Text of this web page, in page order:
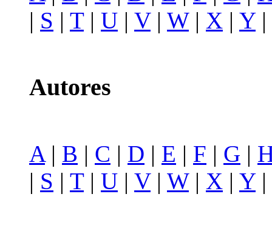
| S | T| U | V| W| X | Y|
Autores
A| B | C | D | E | F | G |
| S | T| U | V| W| X | Y|